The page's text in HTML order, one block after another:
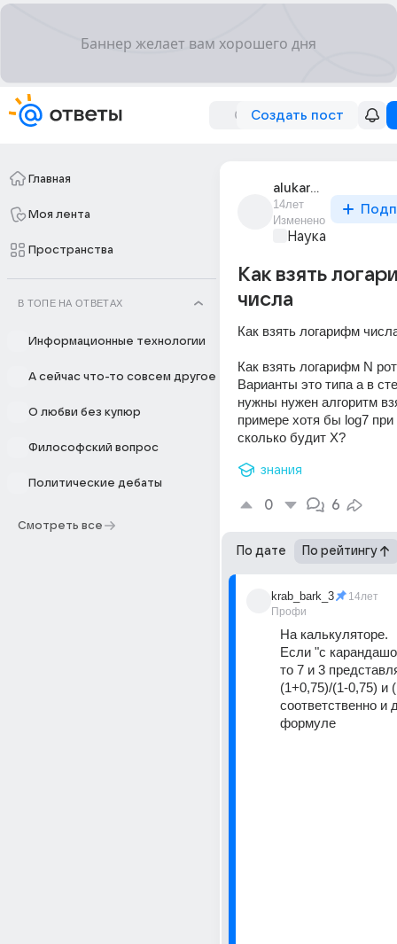
Создать пост
Главная
Моя лента
Пространства
В ТОПЕ НА ОТВЕТАХ
Информационные технологии
А сейчас что-то совсем другое
О любви без купюр
Философский вопрос
Политические дебаты
Смотреть все
alukard_188
14лет
Изменено
Наука
Как взять
числа
Как взять логарифм
Как взять логарифм N
Варианты это типа а в
нужны нужен алгоритм
примере хотя бы log7 при
сколько будит Х?
знания
0 6
По дате По рейтингу
krab_bark_3
Профи
14лет
На калькуляторе.
Если "с
то 7 и 3
(1+0,75)/(1-0,75) и
соответственно и
формуле